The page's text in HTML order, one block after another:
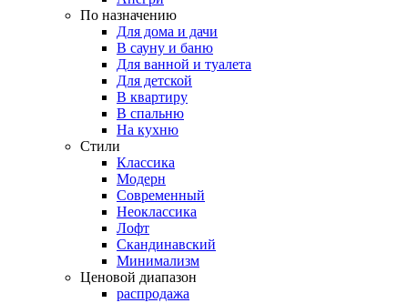
По назначению
Для дома и дачи
В сауну и баню
Для ванной и туалета
Для детской
В квартиру
В спальню
На кухню
Стили
Классика
Модерн
Современный
Неоклассика
Лофт
Скандинавский
Минимализм
Ценовой диапазон
распродажа